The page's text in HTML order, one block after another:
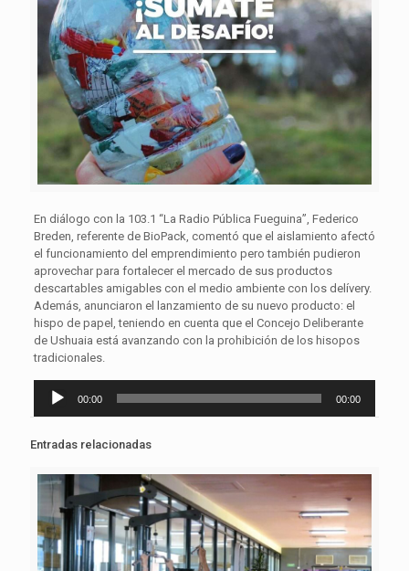
En diálogo con la 103.1 “La Radio Pública Fueguina”, Federico
Breden, referente de BioPack, comentó que el aislamiento afectó
el funcionamiento del emprendimiento pero también pudieron
aprovechar para fortalecer el mercado de sus productos
descartables amigables con el medio ambiente con los delívery.
Además, anunciaron el lanzamiento de su nuevo producto: el
hispo de papel, teniendo en cuenta que el Concejo Deliberante
de Ushuaia está avanzando con la prohibición de los hisopos
tradicionales.
Reproductor
00:00 00:00
Entradas relacionadas